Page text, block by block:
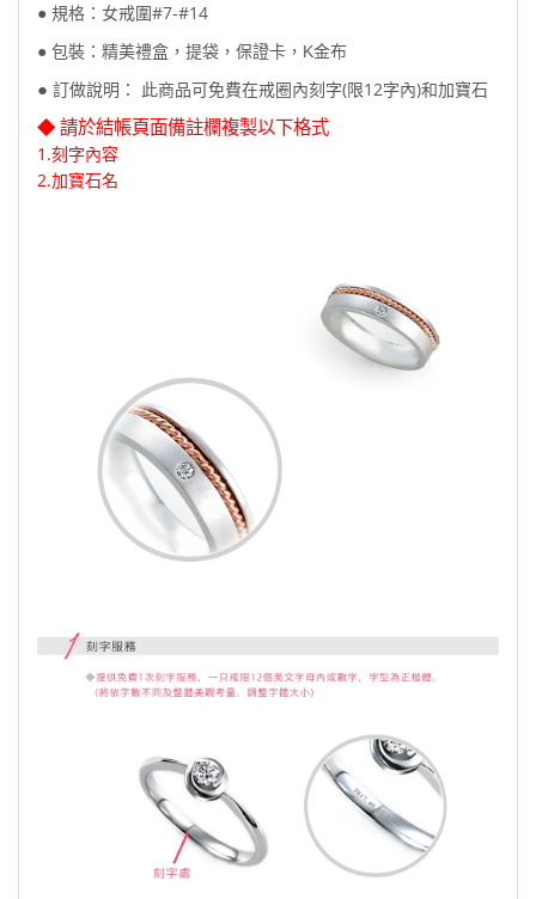
● 規格 ：女戒圍#7-#14
● 包裝：精美禮盒，提袋，保證卡，K金布
● 訂做說明： 此商品可免費在戒圈內刻字(限12字內)和加寶石
◆ 請於結帳頁面備註欄複製以下格式
1.刻字內容
2.加寶石名